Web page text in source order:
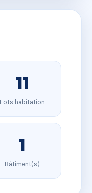
11
Lots habitation
1
Bâtiment(s)